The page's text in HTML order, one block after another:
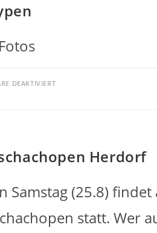
DEAKTIVIERTFÜR
Herdorf
Samstag (25.8)
statt. Wer